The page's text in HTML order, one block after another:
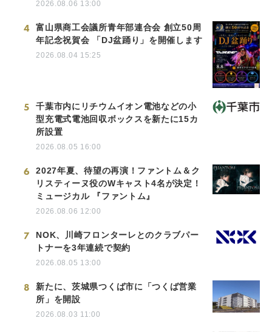
2026.08.06 13:00
4
富山県商工会議所青年部連合会 創立50周
年記念祝賀会 「DJ盆踊り」を開催します
2026.08.04 15:25
5
千葉市内にリチウムイオン電池などの小
型充電式電池回収ボックスを新たに15カ
所設置
2026.08.05 16:00
6
2027年夏、待望の再演！ファントム＆ク
リスティーヌ役のWキャスト4名が決定！
ミュージカル 『ファントム』
2026.08.06 12:00
7
NOK、川崎フロンターレとのクラブパー
トナーを3年連続で契約
2026.08.05 13:00
8
新たに、茨城県つくば市に「つくば営業
所」を開設
2026.08.03 11:00